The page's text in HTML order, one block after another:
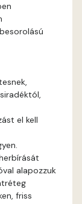
el kell
alapozzuk
friss